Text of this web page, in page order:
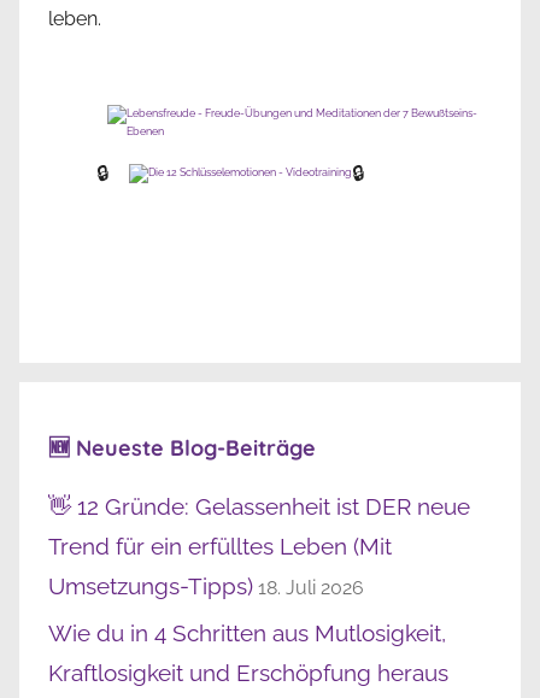
leben.
🔒 🔒
🆕 Neueste Blog-Beiträge
👋 12 Gründe: Gelassenheit ist DER neue
Trend für ein erfülltes Leben (Mit
Umsetzungs-Tipps) 18. Juli 2026
Wie du in 4 Schritten aus Mutlosigkeit,
Kraftlosigkeit und Erschöpfung heraus